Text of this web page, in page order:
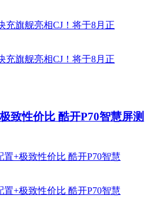
致性价比 酷开P70智慧屏测